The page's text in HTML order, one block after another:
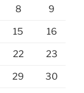
8 9
15 16
22 23
29 30